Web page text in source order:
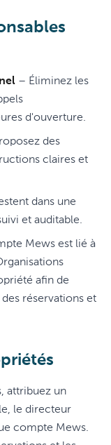
– Éliminez les
d'ouverture.
des
claires et
dans une
et auditable.
Mews est lié à
afin de
réservations et
attribuez un
le directeur
compte Mews.